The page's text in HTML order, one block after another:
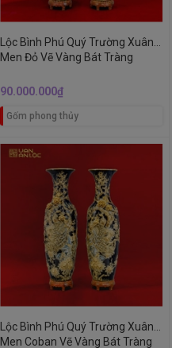
Lộc Bình Phú Quý Trường Xuân
Men Đỏ Vẽ Vàng Bát Tràng
90.000.000₫
Gốm phong thủy
Lộc Bình Phú Quý Trường Xuân
Men Coban Vẽ Vàng Bát Tràng